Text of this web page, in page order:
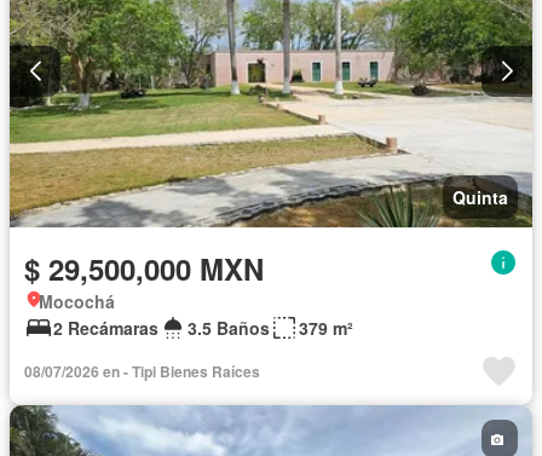
Quinta
$ 29,500,000 MXN
Mocochá
2 Recámaras
3.5 Baños 379 m²
08/07/2026 en - Tipi Bienes Raíces